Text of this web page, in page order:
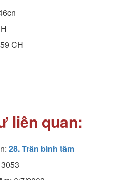
CH
liên quan:
28. Trần bình tâm
3053